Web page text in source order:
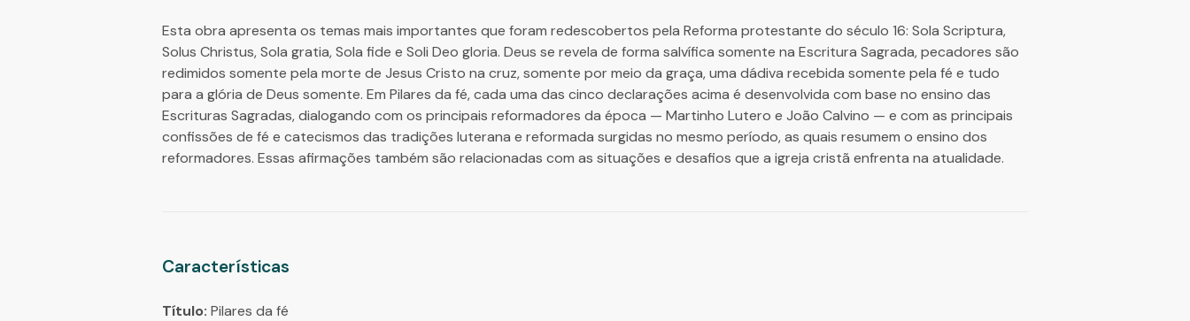
Esta obra apresenta os temas mais importantes que foram redescobertos pela Reforma protestante do século 16: Sola Scriptura,
Solus Christus, Sola gratia, Sola fide e Soli Deo gloria. Deus se revela de forma salvífica somente na Escritura Sagrada, pecadores são
redimidos somente pela morte de Jesus Cristo na cruz, somente por meio da graça, uma dádiva recebida somente pela fé e tudo
para a glória de Deus somente. Em Pilares da fé, cada uma das cinco declarações acima é desenvolvida com base no ensino das
Escrituras Sagradas, dialogando com os principais reformadores da época — Martinho Lutero e João Calvino — e com as principais
confissões de fé e catecismos das tradições luterana e reformada surgidas no mesmo período, as quais resumem o ensino dos
reformadores. Essas afirmações também são relacionadas com as situações e desafios que a igreja cristã enfrenta na atualidade.
Características
Título: Pilares da fé